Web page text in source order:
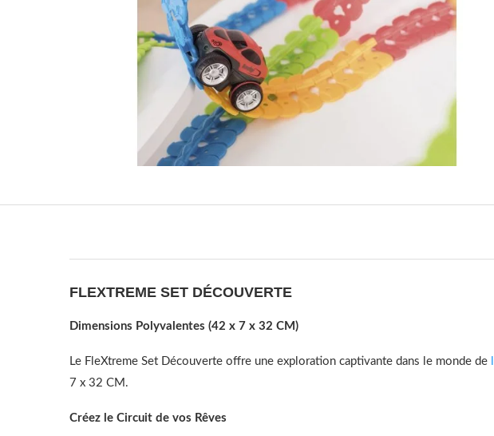
FLEXTREME SET DÉCOUVERTE
Dimensions Polyvalentes (42 x 7 x 32 CM)
Le FleXtreme Set Découverte offre une exploration captivante dans le monde de
7 x 32 CM.
Créez le Circuit de vos Rêves